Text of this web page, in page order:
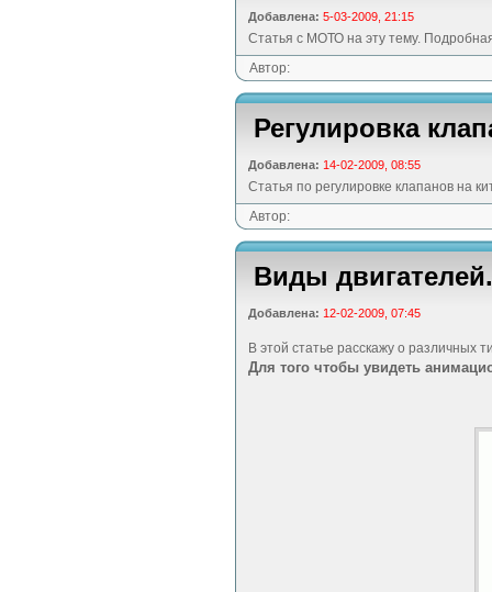
Добавлена: 5-03-2009, 21:15
Статья с МОТО на эту тему.
Автор:
Регулировка
Добавлена: 14-02-2009, 08:55
Статья по регулировке клапанов на
Автор:
Виды двигателей.
Добавлена: 12-02-2009, 07:45
В этой статье расскажу о различных
Для того чтобы увидеть